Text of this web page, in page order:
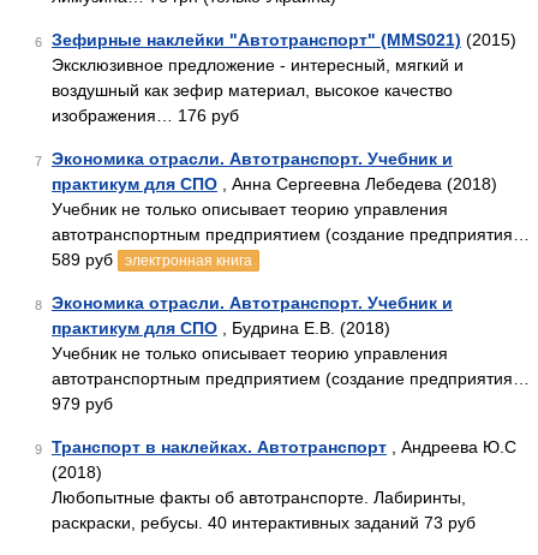
6 Зефирные наклейки "Автотранспорт" (MMS021) (2015)
Эксклюзивное предложение - интересный, мягкий и
воздушный как зефир материал, высокое качество
изображения… 176 руб
7
Экономика отрасли. Автотранспорт. Учебник и
практикум для СПО , Анна Сергеевна Лебедева (2018)
Учебник не только описывает теорию управления
автотранспортным предприятием (создание предприятия…
589 руб
электронная книга
8
Экономика отрасли. Автотранспорт. Учебник и
практикум для СПО , Будрина Е.В. (2018)
Учебник не только описывает теорию управления
автотранспортным предприятием (создание предприятия…
979 руб
9 Транспорт в наклейках. Автотранспорт , Андреева Ю.С
(2018)
Любопытные факты об автотранспорте. Лабиринты,
раскраски, ребусы. 40 интерактивных заданий 73 руб